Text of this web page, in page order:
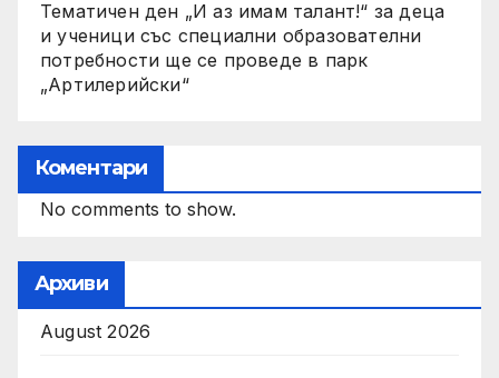
Тематичен ден „И аз имам талант!“ за деца
и ученици със специални образователни
потребности ще се проведе в парк
„Артилерийски“
Коментари
No comments to show.
Архиви
August 2026